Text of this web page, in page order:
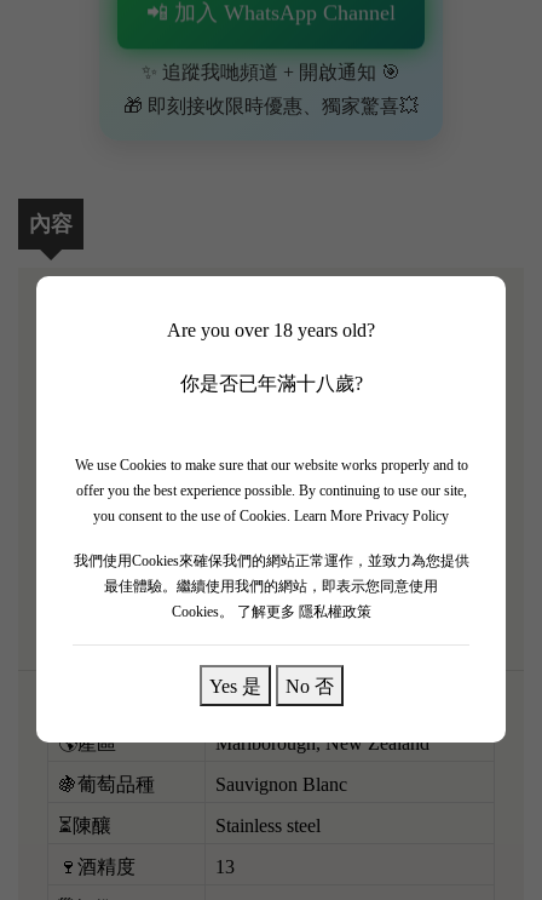
Are you over 18 years old?
你是否已年滿十八歲?
We use Cookies to make sure that our website works properly and to
offer you the best experience possible. By continuing to use our site,
you consent to the use of Cookies. Learn More Privacy Policy
我們使用Cookies來確保我們的網站正常運作，並致力為您提供
最佳體驗。繼續使用我們的網站，即表示您同意使用
Cookies。
了解更多 隱私權政策
Yes 是 No 否
📲 加入 WhatsApp Channel
✨ 追蹤我哋頻道 + 開啟通知 🎯
🎁 即刻接收限時優惠、獨家驚喜💥
內容
2024 年份新鮮出爐，果香極度澎湃、充滿爆發力。
脆，果味純淨無雜質，尾韻帶有令人流口水嘅礦物
感，解渴度 100 分！呢支白酒絕對係香港夏天必備，
雪到夠凍，配搭生蠔、泰式生蝦或者避風塘炒蟹，酸
度完美提鮮解膩，爽到震！
🌎產區 Marlborough, New Zealand
🍇葡萄品種 Sauvignon Blanc
⏳陳釀 Stainless steel
🍷酒精度 13